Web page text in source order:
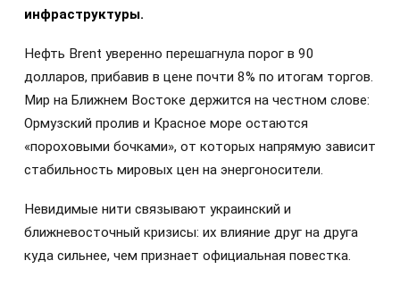
инфраструктуры.
Нефть Brent уверенно перешагнула порог в 90
долларов, прибавив в цене почти 8% по итогам торгов.
Мир на Ближнем Востоке держится на честном слове:
Ормузский пролив и Красное море остаются
«пороховыми бочками», от которых напрямую зависит
стабильность мировых цен на энергоносители.
Невидимые нити связывают украинский и
ближневосточный кризисы: их влияние друг на друга
куда сильнее, чем признает официальная повестка.